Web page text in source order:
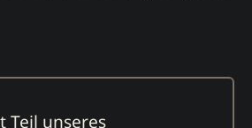
Teil unseres